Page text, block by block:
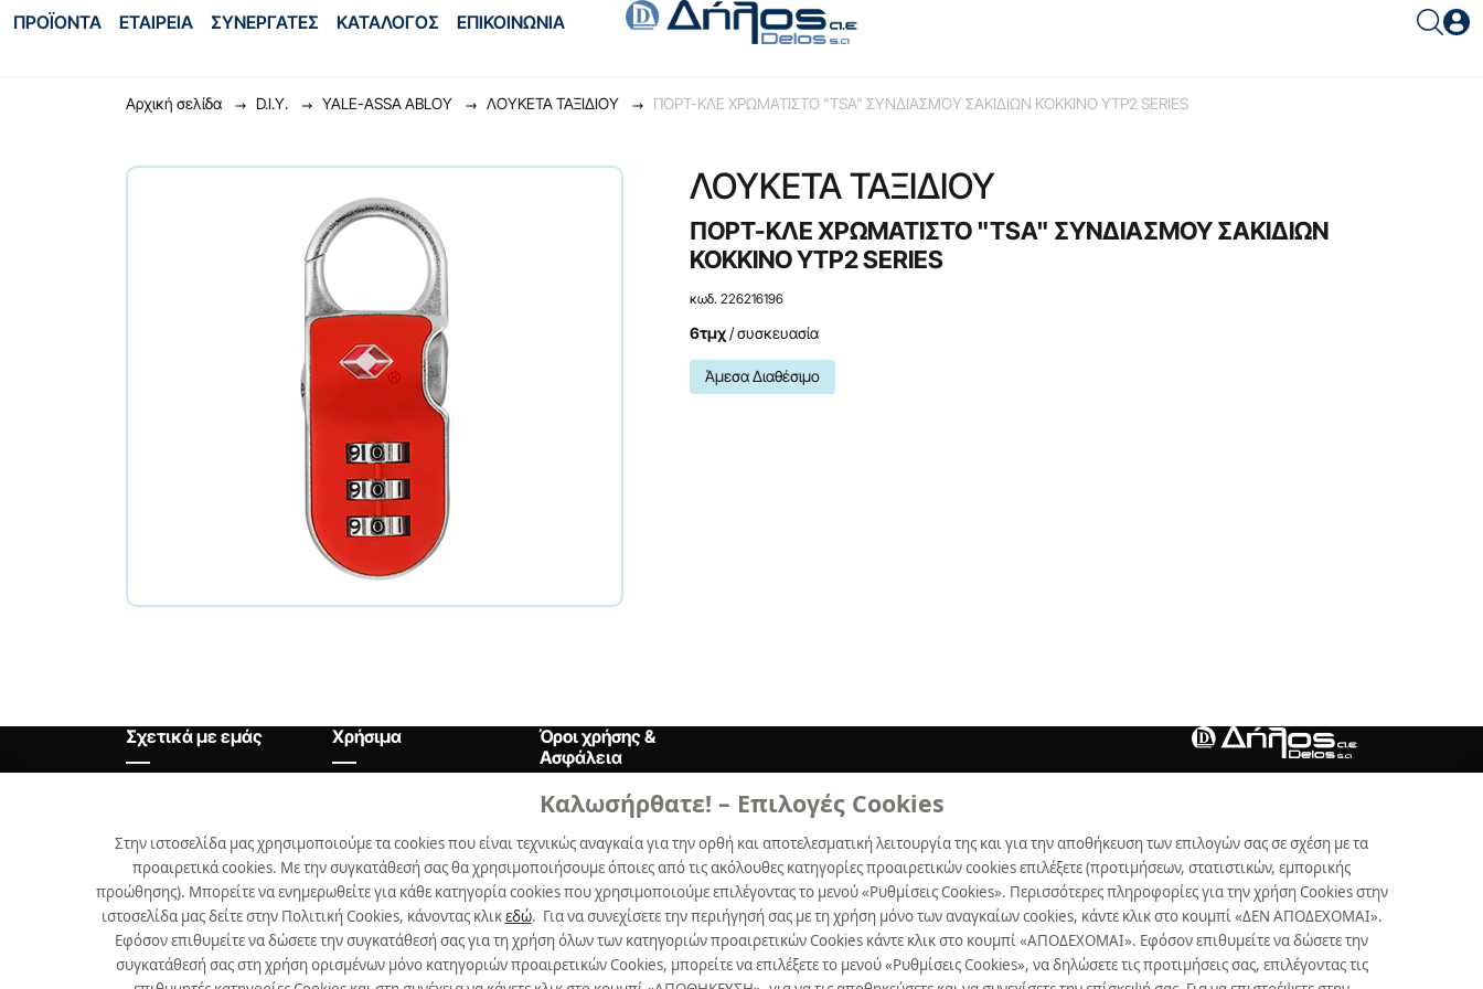
Καλωσήρθατε! – Επιλογές Cookies
Στην ιστοσελίδα μας χρησιμοποιούμε τα cookies που είναι τεχνικώς αναγκαία για την ορθή και αποτελεσματική λειτουργία της και για την αποθήκευση των επιλογών σας σε σχέση με τα
προαιρετικά cookies. Με την συγκατάθεσή σας θα χρησιμοποιήσουμε όποιες από τις ακόλουθες κατηγορίες προαιρετικών cookies επιλέξετε (προτιμήσεων, στατιστικών, εμπορικής
προώθησης). Μπορείτε να ενημερωθείτε για κάθε κατηγορία cookies που χρησιμοποιούμε επιλέγοντας το μενού «Ρυθμίσεις Cookies». Περισσότερες πληροφορίες για την χρήση Cookies στην
ιστοσελίδα μας δείτε στην Πολιτική Cookies, κάνοντας κλικεδώ. Για να συνεχίσετε την περιήγησή σας με τη χρήση μόνο των αναγκαίων cookies, κάντε κλικ στο κουμπί «ΔΕΝ ΑΠΟΔΕΧΟΜΑΙ».
Εφόσον επιθυμείτε να δώσετε την συγκατάθεσή σας για τη χρήση όλων των κατηγοριών προαιρετικών Cookies κάντε κλικ στο κουμπί «ΑΠΟΔΕΧΟΜΑΙ». Εφόσον επιθυμείτε να δώσετε την
συγκατάθεσή σας στη χρήση ορισμένων μόνο κατηγοριών προαιρετικών Cookies, μπορείτε να επιλέξετε το μενού «Ρυθμίσεις Cookies», να δηλώσετε τις προτιμήσεις σας, επιλέγοντας τις
ΠΡΟΪΟΝΤΑ ΕΤΑΙΡΕΙΑ ΣΥΝΕΡΓΑΤΕΣ ΚΑΤΑΛΟΓΟΣ ΕΠΙΚΟΙΝΩΝΙΑ
Αρχική σελίδα D.I.Y. YALE-ASSA ABLOY ΛΟΥΚΕΤΑ ΤΑΞΙΔΙΟΥ ΠΟΡΤ-ΚΛΕ ΧΡΩΜΑΤΙΣΤΟ "TSA" ΣΥΝΔΙΑΣΜΟΥ ΣΑΚΙΔΙΩΝ KOKKINO YTP2 SERIES
ΛΟΥΚΕΤΑ ΤΑΞΙΔΙΟΥ
ΠΟΡΤ-ΚΛΕ ΧΡΩΜΑΤΙΣΤΟ "TSA" ΣΥΝΔΙΑΣΜΟΥ ΣΑΚΙΔΙΩΝ
KOKKINO YTP2 SERIES
κωδ. 226216196
6τμχ/ συσκευασία
Άμεσα Διαθέσιμο
Σχετικά με εμάς
Προϊόντα
Επικοινωνία
Νέα
Χρήσιμα
Χρήσιμα
Όροι χρήσης &
Ασφάλεια
Όροι Xρήσης
Δήλωση Aπορρήτου
Πολιτική Cookies
Προτιμήσεις Cookies